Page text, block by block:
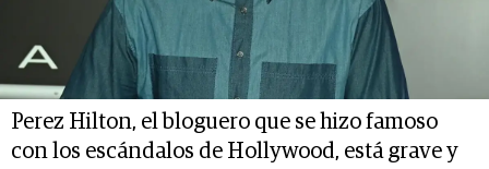
Perez Hilton, el bloguero que se hizo famoso
con los escándalos de Hollywood, está grave y